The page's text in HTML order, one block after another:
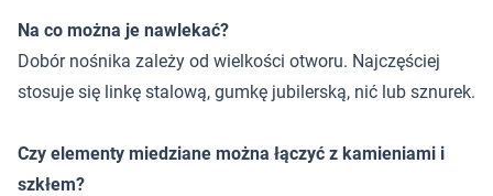
Na co można je nawlekać?
Dobór nośnika zależy od wielkości otworu. Najczęściej
stosuje się linkę stalową, gumkę jubilerską, nić lub sznurek.
Czy elementy miedziane można łączyć z kamieniami i
szkłem?